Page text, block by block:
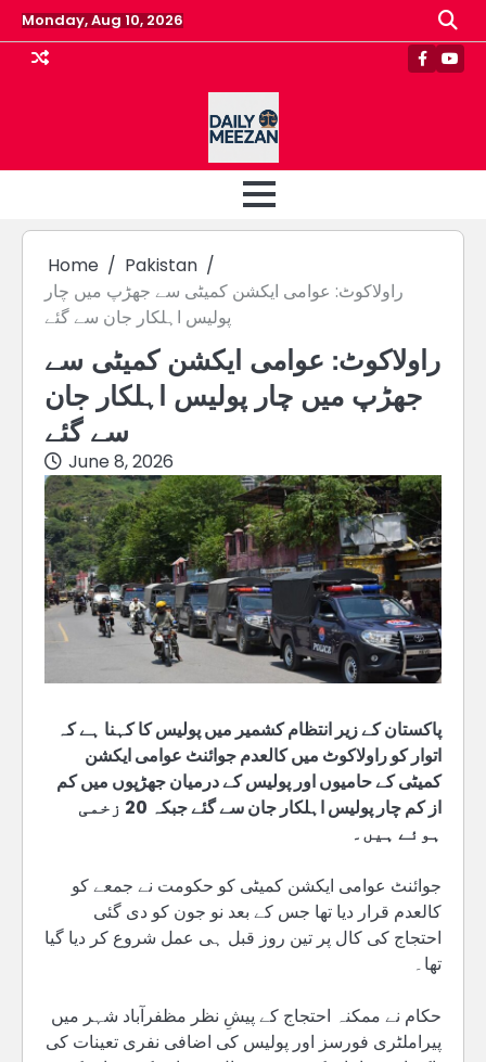
Skip
to
content
Monday, Aug 10, 2026
Home
Pakistan
راولاکوٹ: عوامی ایکشن کمیٹی سے جھڑپ میں چار
پولیس اہلکار جان سے گئے
راولاکوٹ: عوامی ایکشن کمیٹی سے
جھڑپ میں چار پولیس اہلکار جان
سے گئے
June 8, 2026
پاکستان کے زیر انتظام کشمیر میں پولیس کا کہنا ہے کہ
اتوار کو راولاکوٹ میں کالعدم جوائنٹ عوامی ایکشن
کمیٹی کے حامیوں اور پولیس کے درمیان جھڑپوں میں کم
از کم چار پولیس اہلکار جان سے گئے جبکہ 20 زخمی
ہوئے ہیں۔
جوائنٹ عوامی ایکشن کمیٹی کو حکومت نے جمعے کو
کالعدم قرار دیا تھا جس کے بعد نو جون کو دی گئی
احتجاج کی کال پر تین روز قبل ہی عمل شروع کر دیا گیا
تھا۔
حکام نے ممکنہ احتجاج کے پیشِ نظر مظفرآباد شہر میں
پیراملٹری فورسز اور پولیس کی اضافی نفری تعینات کی